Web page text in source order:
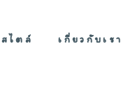
ไตล์ เกี่ยวกับเรา